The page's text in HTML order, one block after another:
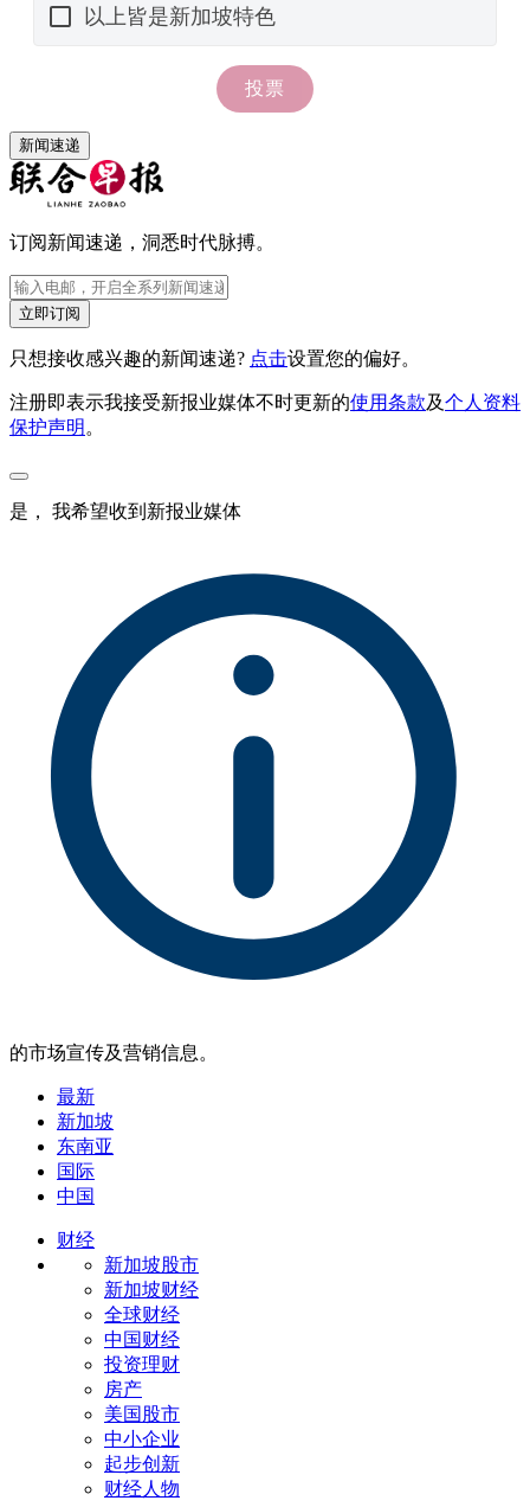
新闻速递
订阅新闻速递，洞悉时代脉搏。
立即订阅
只想接收感兴趣的新闻速递? 点击设置您的偏好。
注册即表示我接受新报业媒体不时更新的使用条款及个人资料
保护声明 。
是， 我希望收到新报业媒体
的市场宣传及营销信息。
最新
新加坡
东南亚
国际
中国
财经
新加坡股市
新加坡财经
全球财经
中国财经
投资理财
房产
美国股市
中小企业
起步创新
财经人物